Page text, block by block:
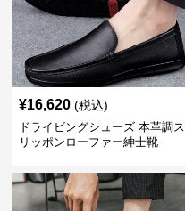
¥16,620 (税込)
ドライビングシューズ 本革調ス
リッポンローファー紳士靴